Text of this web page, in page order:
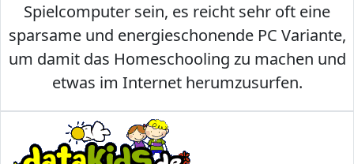
Spielcomputer sein, es reicht sehr oft eine
sparsame und energieschonende PC Variante,
um damit das Homeschooling zu machen und
etwas im Internet herumzusurfen.